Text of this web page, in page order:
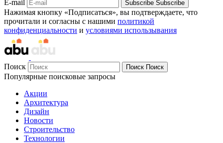
E-mail Subscribe Subscribe
Нажимая кнопку «Подписаться», вы подтверждаете, что
прочитали и согласны с нашими политикой
конфиденциальности и условиями использывания
Поиск Поиск Поиск
Популярные поисковые запросы
Акции
Архитектура
Дизайн
Новости
Строительство
Технологии